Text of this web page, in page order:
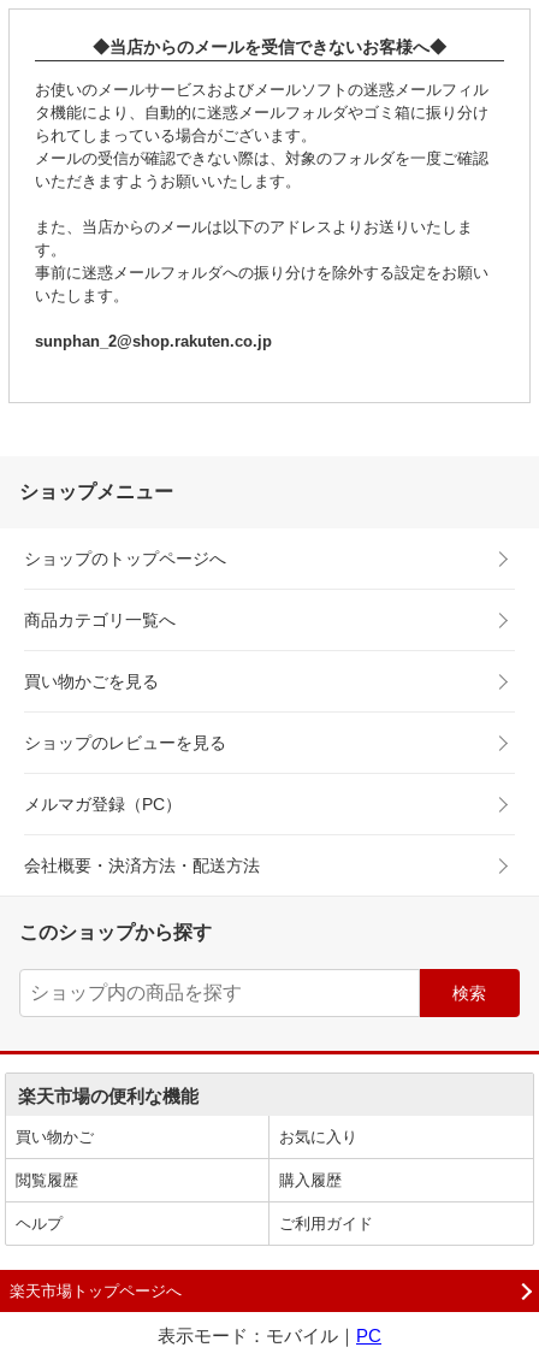
◆当店からのメールを受信できないお客様へ◆
お使いのメールサービスおよびメールソフトの迷惑メールフィル
タ機能により、自動的に迷惑メールフォルダやゴミ箱に振り分け
られてしまっている場合がございます。
メールの受信が確認できない際は、対象のフォルダを一度ご確認
いただきますようお願いいたします。
また、当店からのメールは以下のアドレスよりお送りいたしま
す。
事前に迷惑メールフォルダへの振り分けを除外する設定をお願い
いたします。
sunphan_2@shop.rakuten.co.jp
ショップメニュー
ショップのトップページへ
商品カテゴリ一覧へ
買い物かごを見る
ショップのレビューを見る
メルマガ登録（PC）
会社概要・決済方法・配送方法
このショップから探す
楽天市場の便利な機能
買い物かご お気に入り
閲覧履歴 購入履歴
ヘルプ ご利用ガイド
楽天市場トップページへ
表示モード：モバイル｜ PC